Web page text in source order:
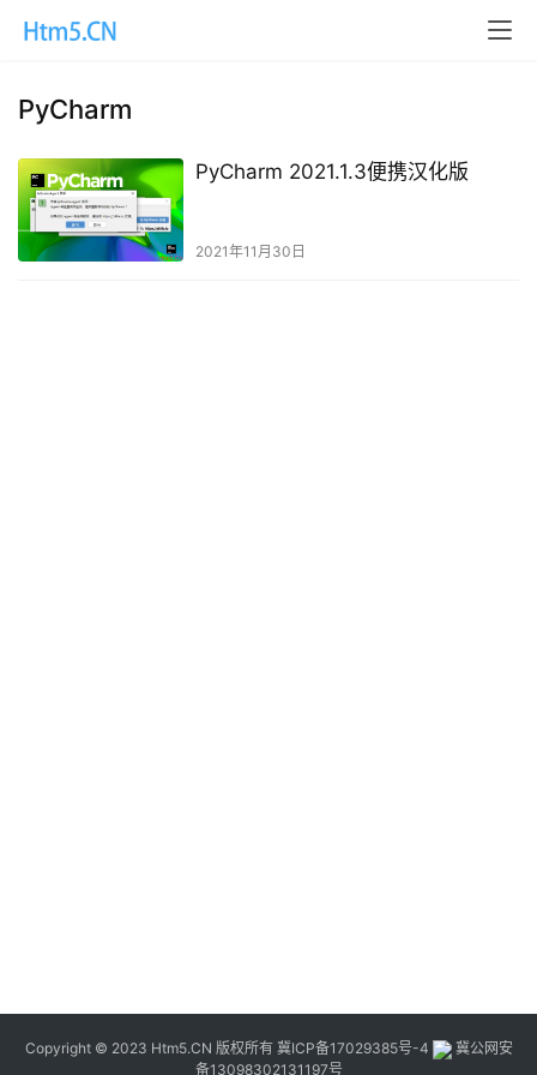
PyCharm
PyCharm 2021.1.3便携汉化版
2021年11月30日
Copyright © 2023 Htm5.CN 版权所有 冀ICP备17029385号-4
冀公网安
备13098302131197号